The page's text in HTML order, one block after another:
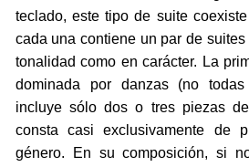
teclado, este tipo de suite
cada una contiene un par de
tonalidad como en carácter. La
dominada por danzas (no
incluye sólo dos o tres piezas
consta casi exclusivamente de
género. En su composición, si